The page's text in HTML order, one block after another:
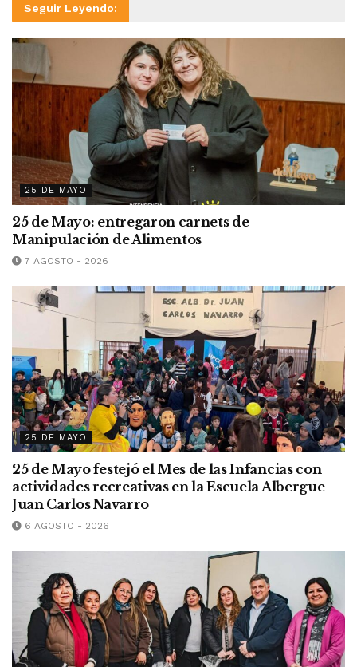
Seguir Leyendo:
25 DE MAYO
25 de Mayo: entregaron carnets de
Manipulación de Alimentos
7 AGOSTO - 2026
25 DE MAYO
25 de Mayo festejó el Mes de las Infancias con
actividades recreativas en la Escuela Albergue
Juan Carlos Navarro
6 AGOSTO - 2026